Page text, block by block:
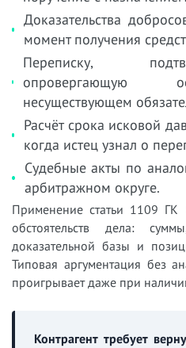
Доказательства
момент получения
Переписку,
опровергающую
несуществующем
Расчёт срока исковой
когда истец узнал о
Судебные акты по
арбитражном округе.
Применение статьи 1109 ГК
обстоятельств дела:
доказательной базы и
Типовая аргументация без
проигрывает даже при
Контрагент требует